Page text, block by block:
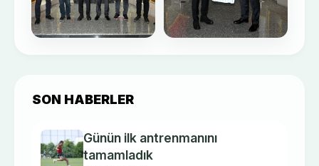
SON HABERLER
Günün ilk antrenmanını
tamamladık